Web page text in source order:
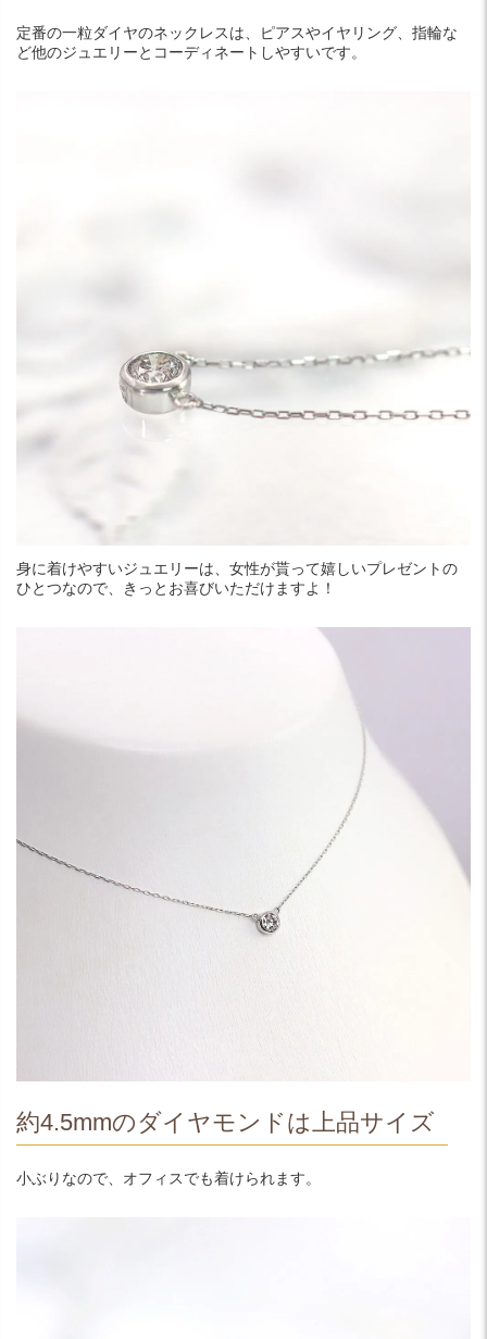
定番の一粒ダイヤのネックレスは、ピアスやイヤリング、指輪な
ど他のジュエリーとコーディネートしやすいです。
身に着けやすいジュエリーは、女性が貰って嬉しいプレゼントの
ひとつなので、きっとお喜びいただけますよ！
約4.5mmのダイヤモンドは上品サイズ
小ぶりなので、オフィスでも着けられます。